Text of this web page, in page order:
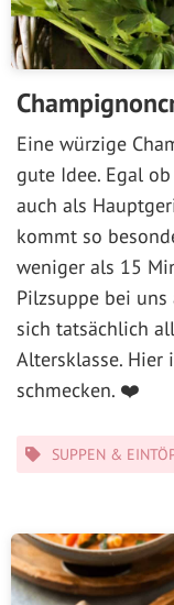
Eine würzige
gute Idee. Egal
auch als
kommt so
weniger als 15
Pilzsuppe bei
sich tatsächlich
Altersklasse. Hier
schmecken. ❤️
Kategorien
SUPPEN &